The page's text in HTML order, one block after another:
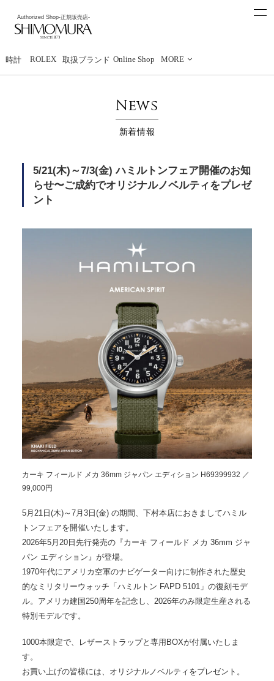
Authorized Shop-正規販売店-
時計 ROLEX 取扱ブランド Online Shop MORE
News
新着情報
5/21(木)～7/3(金) ハミルトンフェア開催のお知
らせ〜ご成約でオリジナルノベルティをプレゼ
ント
カーキ フィールド メカ 36mm ジャパン エディション H69399932 ／
99,000円
5月21日(木)～7月3日(金) の期間、下村本店におきましてハミル
トンフェアを開催いたします。
2026年5月20日先行発売の『カーキ フィールド メカ 36mm ジャ
パン エディション』が登場。
1970年代にアメリカ空軍のナビゲーター向けに制作された歴史
的なミリタリーウォッチ「ハミルトン FAPD 5101」の復刻モデ
ル。アメリカ建国250周年を記念し、2026年のみ限定生産される
特別モデルです。
1000本限定で、レザーストラップと専用BOXが付属いたしま
す。
お買い上げの皆様には、オリジナルノベルティをプレゼント。
t
a